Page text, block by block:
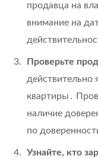
продавца на
внимание на
Проверьте
действительно
квартиры․
наличие
по
Узнайте, кто